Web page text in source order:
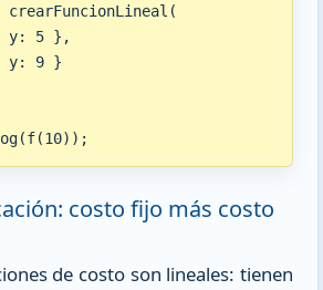
y: 5 },
y: 9 }
costo fijo más costo
de costo son lineales: tienen